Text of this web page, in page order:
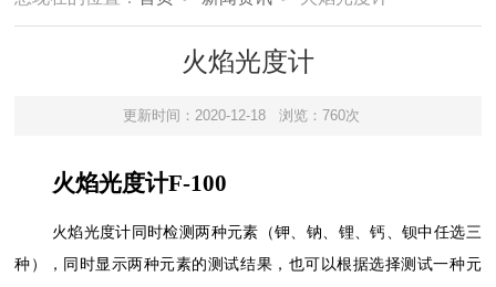
火焰光度计
更新时间：2020-12-18 浏览：760次
火焰光度计F-100
火焰光度计 同时检测两种元素（钾、钠、锂、钙、钡中任选三
种），同时显示两种元素的测试结果，也可以根据选择测试一种元